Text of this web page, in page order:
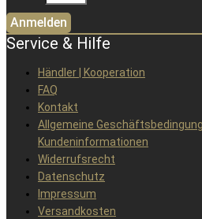
Anmelden
Service & Hilfe
Händler | Kooperation
FAQ
Kontakt
Allgemeine
Kundeninformationen
Widerrufsrecht
Datenschutz
Impressum
Versandkosten